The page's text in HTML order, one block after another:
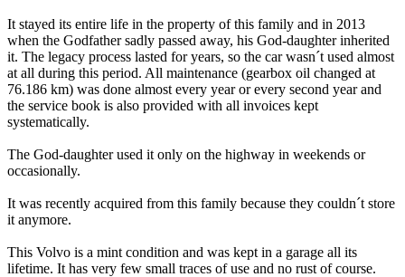
It stayed its entire life in the property of this family and in 2013
when the Godfather sadly passed away, his God-daughter inherited
it. The legacy process lasted for years, so the car wasn´t used almost
at all during this period. All maintenance (gearbox oil changed at
76.186 km) was done almost every year or every second year and
the service book is also provided with all invoices kept
systematically.
The God-daughter used it only on the highway in weekends or
occasionally.
It was recently acquired from this family because they couldn´t store
it anymore.
This Volvo is a mint condition and was kept in a garage all its
lifetime. It has very few small traces of use and no rust of course.